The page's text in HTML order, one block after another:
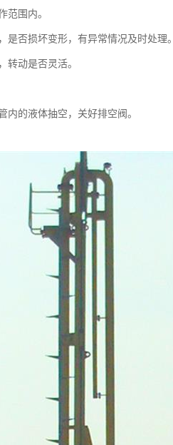
范围内。
否损坏变形，有异常情况及时处理。
转动是否灵活。
内的液体抽空，关好排空阀。